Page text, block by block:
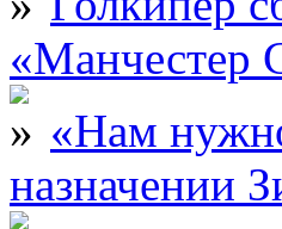
«Манчестер
«Нам
назначении